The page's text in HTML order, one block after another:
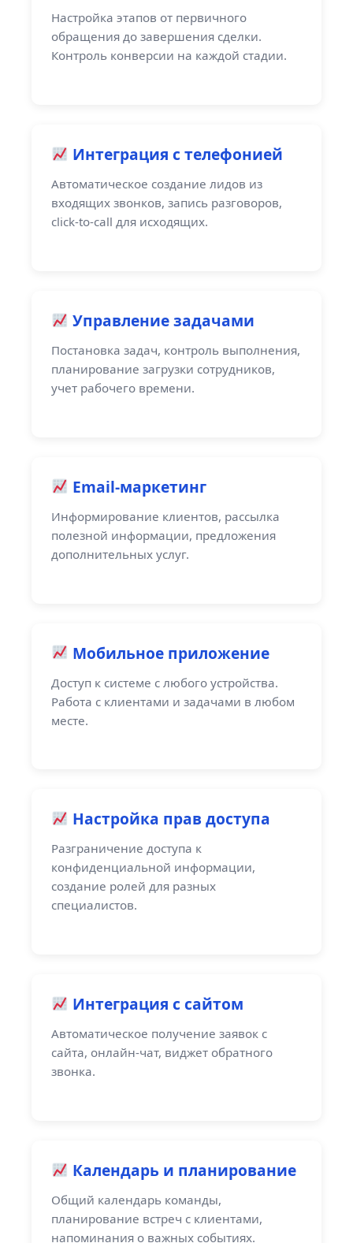
Настройка этапов от первичного
обращения до завершения сделки.
Контроль конверсии на каждой стадии.
Интеграция с телефонией
Автоматическое создание лидов из
входящих звонков, запись разговоров,
click-to-call для исходящих.
Управление задачами
Постановка задач, контроль выполнения,
планирование загрузки сотрудников,
учет рабочего времени.
Email-маркетинг
Информирование клиентов, рассылка
полезной информации, предложения
дополнительных услуг.
Мобильное приложение
Доступ к системе с любого устройства.
Работа с клиентами и задачами в любом
месте.
Настройка прав доступа
Разграничение доступа к
конфиденциальной информации,
создание ролей для разных
специалистов.
Интеграция с сайтом
Автоматическое получение заявок с
сайта, онлайн-чат, виджет обратного
звонка.
Календарь и планирование
Общий календарь команды,
планирование встреч с клиентами,
напоминания о важных событиях.